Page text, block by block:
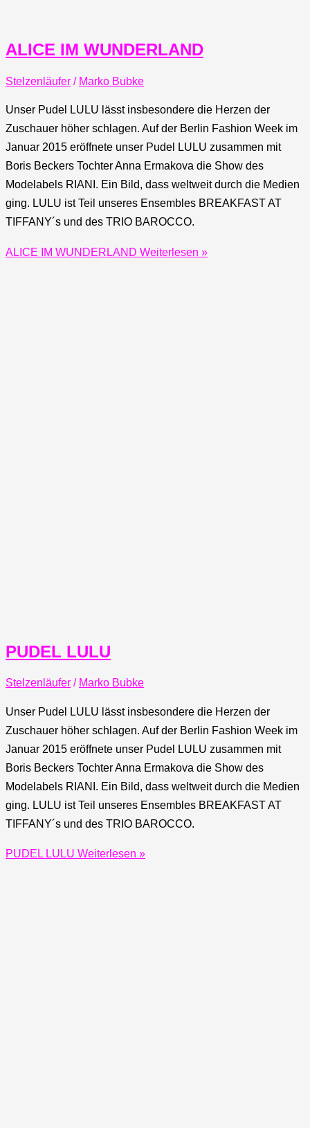
ALICE IM WUNDERLAND
Stelzenläufer / Marko Bubke
Unser Pudel LULU lässt insbesondere die Herzen der
Zuschauer höher schlagen. Auf der Berlin Fashion Week im
Januar 2015 eröffnete unser Pudel LULU zusammen mit
Boris Beckers Tochter Anna Ermakova die Show des
Modelabels RIANI. Ein Bild, dass weltweit durch die Medien
ging. LULU ist Teil unseres Ensembles BREAKFAST AT
TIFFANY´s und des TRIO BAROCCO.
ALICE IM WUNDERLAND Weiterlesen »
PUDEL LULU
Stelzenläufer / Marko Bubke
Unser Pudel LULU lässt insbesondere die Herzen der
Zuschauer höher schlagen. Auf der Berlin Fashion Week im
Januar 2015 eröffnete unser Pudel LULU zusammen mit
Boris Beckers Tochter Anna Ermakova die Show des
Modelabels RIANI. Ein Bild, dass weltweit durch die Medien
ging. LULU ist Teil unseres Ensembles BREAKFAST AT
TIFFANY´s und des TRIO BAROCCO.
PUDEL LULU Weiterlesen »